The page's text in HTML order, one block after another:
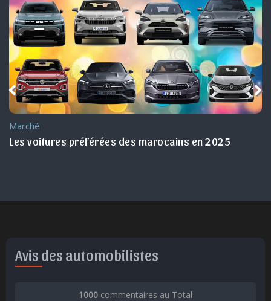
Marché
TOP 100 des meilleures ventes automobile au
Avis des automobilistes
1000 commentaires au Total